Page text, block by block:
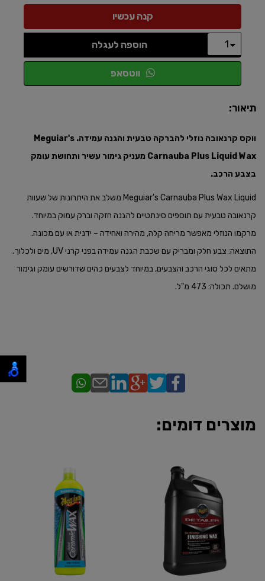
הוספה לעגלה
ווטסאפ
תיאור:
ווקס קרנאובה נוזלי להברקה טבעית והגנה עמידה. Meguiar's
Carnauba Plus Liquid Wax מעניק גימור עשיר ותחושת עומק
בצבע הרכב.​
Meguiar's Carnauba Plus Wax Liquid משלב את היתרונות של שעוות
קרנאובה טבעית עם תוספים סינתטיים להגנה חזקה וברק עמוק במיוחד.
מרקמו הנוזלי מאפשר מריחה קלה, מהירה ואחידה – ידנית או עם מכונה.
התוצאה: צבע חלק ומבריק עם שכבת הגנה עמידה בפני קרני UV, מים ולכלוך.
מתאים לכל סוגי הרכב והצבעים, במיוחד לצבעים כהים שדורשים עומק וגימור
מושלם. תכולה: 473 מ"ל.
מוצרים דומים: